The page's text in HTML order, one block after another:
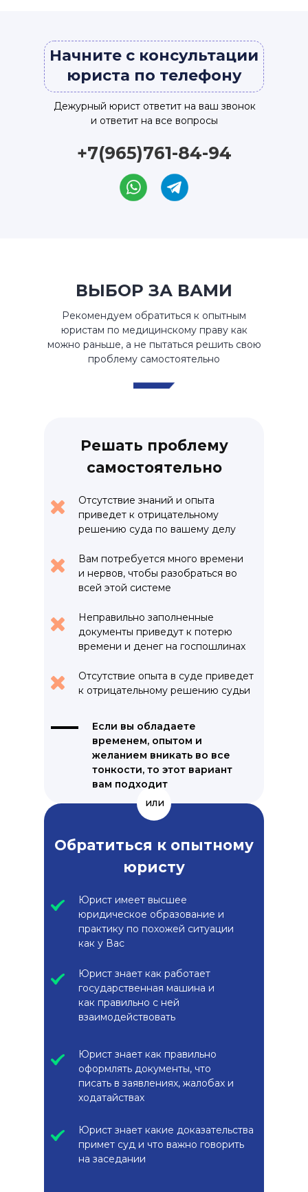
Начните с консультации
юриста по телефону
Дежурный юрист ответит на ваш звонок
и ответит на все вопросы
+7(965)761-84-94
ВЫБОР ЗА ВАМИ
Рекомендуем обратиться к опытным
юристам по медицинскому праву как
можно раньше, а не пытаться решить свою
проблему самостоятельно
или
Обратиться к опытному
юристу
Решать проблему
самостоятельно
Юрист имеет высшее
юридическое образование и
практику по похожей ситуации
как у Вас
Юрист знает как работает
государственная машина и
как правильно с ней
взаимодействовать
Юрист знает как правильно
оформлять документы, что
писать в заявлениях, жалобах и
ходатайствах
Юрист знает какие доказательства
примет суд и что важно говорить
на заседании
Отсутствие знаний и опыта
приведет к отрицательному
решению суда по вашему делу
Вам потребуется много времени
и нервов, чтобы разобраться во
всей этой системе
Неправильно заполненные
документы приведут к потерю
времени и денег на госпошлинах
Отсутствие опыта в суде приведет
к отрицательному решению судьи
Если вы обладаете
временем, опытом и
желанием вникать во все
тонкости, то этот вариант
вам подходит